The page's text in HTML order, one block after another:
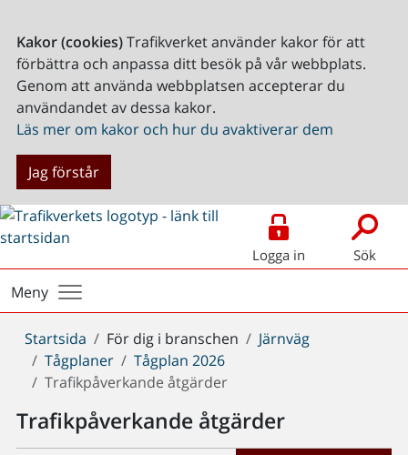
Kakor (cookies)Trafikverket använder kakor för att
förbättra och anpassa ditt besök på vår webbplats.
Genom att använda webbplatsen accepterar du
användandet av dessa kakor.
Läs mer om kakor och hur du avaktiverar dem
Jag förstår
Logga in Sök
Meny
Du
är
här:
Startsida För dig i branschen
Järnväg
Tågplaner
Tågplan 2026
Trafikpåverkande åtgärder
Trafikpåverkande åtgärder